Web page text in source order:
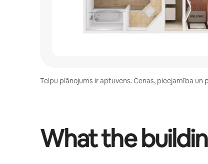
Telpu plānojums ir aptuvens. Cenas, pieejamība
What the